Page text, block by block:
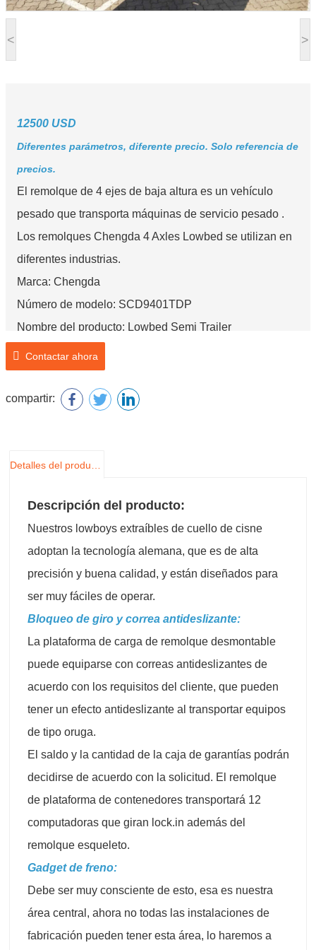
< >
12500 USD
Diferentes parámetros, diferente precio. Solo referencia de
precios.
El remolque de 4 ejes de baja altura es un vehículo
pesado que transporta máquinas de servicio pesado .
Los remolques Chengda 4 Axles Lowbed se utilizan en
diferentes industrias.
Marca: Chengda
Número de modelo: SCD9401TDP
Nombre del producto: Lowbed Semi Trailer
Contactar ahora
compartir:
Descripción del producto:
Nuestros lowboys extraíbles de cuello de cisne
adoptan la tecnología alemana, que es de alta
precisión y buena calidad, y están diseñados para
ser muy fáciles de operar.
Bloqueo de giro y correa antideslizante:
La plataforma de carga de remolque desmontable
puede equiparse con correas antideslizantes de
acuerdo con los requisitos del cliente, que pueden
tener un efecto antideslizante al transportar equipos
de tipo oruga.
El saldo y la cantidad de la caja de garantías podrán
decidirse de acuerdo con la solicitud. El remolque
de plataforma de contenedores transportará 12
computadoras que giran lock.in además del
remolque esqueleto.
Gadget de freno:
Debe ser muy consciente de esto, esa es nuestra
área central, ahora no todas las instalaciones de
fabricación pueden tener esta área, lo haremos a